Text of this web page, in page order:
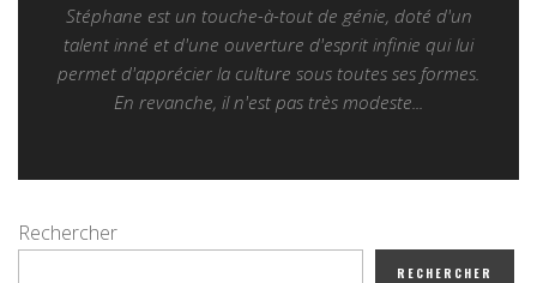
Stéphane est un touche-à-tout de génie, doté d'un
talent inné et d'une ouverture d'esprit infinie qui lui
permet d'apprécier la culture sous toutes ses formes.
En revanche, il n'est pas très modeste...
Rechercher
RECHERCHER